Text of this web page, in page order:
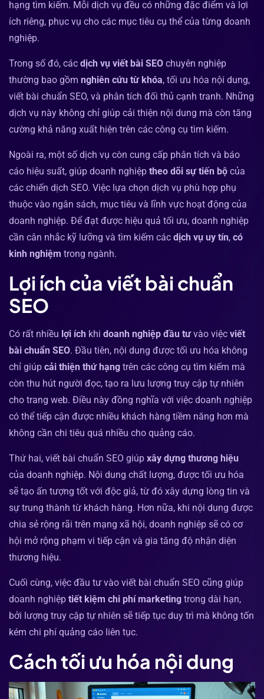
hạng tìm kiếm. Mỗi dịch vụ đều có những đặc điểm và lợi
ích riêng, phục vụ cho các mục tiêu cụ thể của từng doanh
nghiệp.
Trong số đó, các dịch vụ viết bài SEO chuyên nghiệp
thường bao gồm nghiên cứu từ khóa, tối ưu hóa nội dung,
viết bài chuẩn SEO, và phân tích đối thủ cạnh tranh. Những
dịch vụ này không chỉ giúp cải thiện nội dung mà còn tăng
cường khả năng xuất hiện trên các công cụ tìm kiếm.
Ngoài ra, một số dịch vụ còn cung cấp phân tích và báo
cáo hiệu suất, giúp doanh nghiệp theo dõi sự tiến bộ của
các chiến dịch SEO. Việc lựa chọn dịch vụ phù hợp phụ
thuộc vào ngân sách, mục tiêu và lĩnh vực hoạt động của
doanh nghiệp. Để đạt được hiệu quả tối ưu, doanh nghiệp
cần cân nhắc kỹ lưỡng và tìm kiếm các dịch vụ uy tín, có
kinh nghiệm trong ngành.
Lợi ích của viết bài chuẩn
SEO
Có rất nhiều lợi ích khi doanh nghiệp đầu tưvào việc viết
bài chuẩn SEO. Đầu tiên, nội dung được tối ưu hóa không
chỉ giúp cải thiện thứ hạng trên các công cụ tìm kiếm mà
còn thu hút người đọc, tạo ra lưu lượng truy cập tự nhiên
cho trang web. Điều này đồng nghĩa với việc doanh nghiệp
có thể tiếp cận được nhiều khách hàng tiềm năng hơn mà
không cần chi tiêu quá nhiều cho quảng cáo.
Thứ hai, viết bài chuẩn SEO giúp xây dựng thương hiệu
của doanh nghiệp. Nội dung chất lượng, được tối ưu hóa
sẽ tạo ấn tượng tốt với độc giả, từ đó xây dựng lòng tin và
sự trung thành từ khách hàng. Hơn nữa, khi nội dung được
chia sẻ rộng rãi trên mạng xã hội, doanh nghiệp sẽ có cơ
hội mở rộng phạm vi tiếp cận và gia tăng độ nhận diện
thương hiệu.
Cuối cùng, việc đầu tư vào viết bài chuẩn SEO cũng giúp
doanh nghiệp tiết kiệm chi phí marketing trong dài hạn,
bởi lượng truy cập tự nhiên sẽ tiếp tục duy trì mà không tốn
kém chi phí quảng cáo liên tục.
Cách tối ưu hóa nội dung